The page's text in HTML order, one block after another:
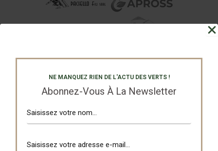
NE MANQUEZ RIEN DE L'ACTU DES VERTS !
Abonnez-Vous À La Newsletter